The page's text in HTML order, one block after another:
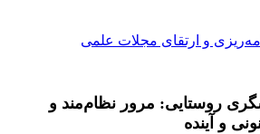
و ارتقای مجلات علمی
روستایی: مرور نظام‌مند و
و آینده